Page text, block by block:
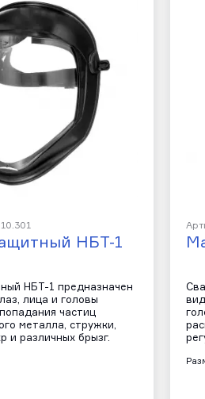
НБТ-1
НБТ-1 предназначен
лица и головы
частиц
металла, стружки,
и различных брызг.